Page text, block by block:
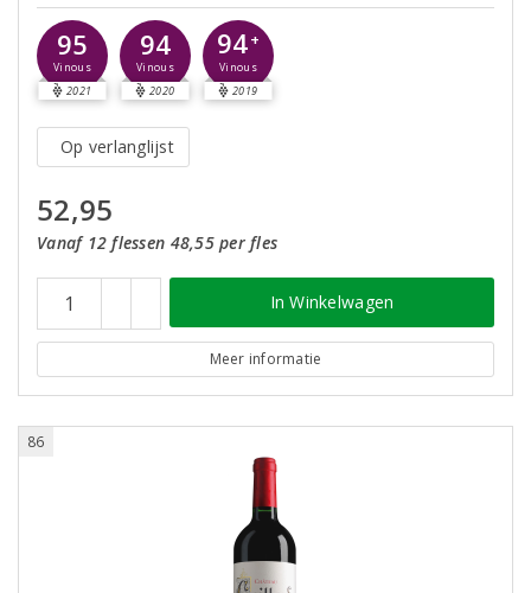
95
Vinous
2021
94
Vinous
2020
94+
Vinous
2019
Op verlanglijst
52,95
Vanaf 12 flessen 48,55 per fles
In Winkelwagen
Meer informatie
86